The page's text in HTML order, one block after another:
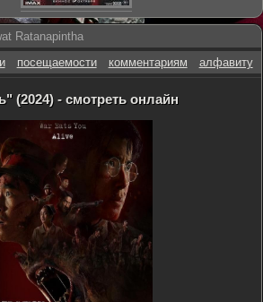
Ratanapintha
посещаемости комментариям алфавиту
(2024) - смотреть онлайн